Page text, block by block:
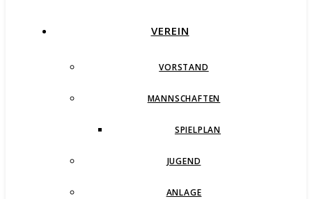
VEREIN
VORSTAND
MANNSCHAFTEN
SPIELPLAN
JUGEND
ANLAGE